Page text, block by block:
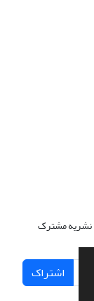
نشریه مشترک
اشتراک